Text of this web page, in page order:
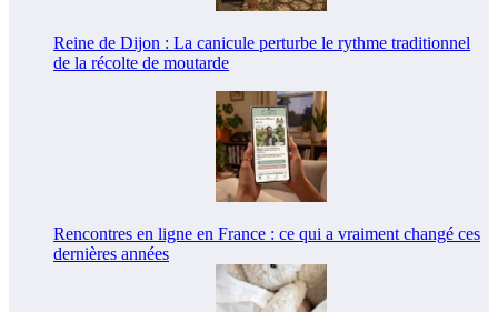
Reine de Dijon : La canicule perturbe le rythme traditionnel
de la récolte de moutarde
Rencontres en ligne en France : ce qui a vraiment changé ces
dernières années